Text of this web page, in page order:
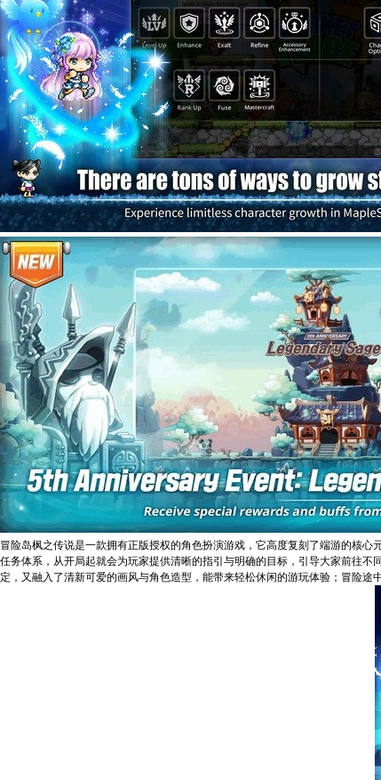
冒险岛枫之传说是一款拥有正版授权的角色扮演游戏，它高度复刻了端游的核
任务体系，从开局起就会为玩家提供清晰的指引与明确的目标，引导大家前往
定，又融入了清新可爱的画风与角色造型，能带来轻松休闲的游玩体验；冒险